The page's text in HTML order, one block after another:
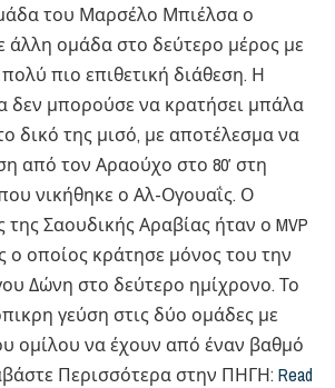
του Μαρσέλο Μπιέλσα ο
άλλη ομάδα στο δεύτερο μέρος με
πιο επιθετική διάθεση. Η
δεν μπορούσε να κρατήσει μπάλα
δικό της μισό, με αποτέλεσμα να
από τον Αραούχο στο 80′ στη
νικήθηκε ο Αλ-Ογουαΐς. Ο
Σαουδικής Αραβίας ήταν ο MVP
ο οποίος κράτησε μόνος του την
Δώνη στο δεύτερο ημίχρονο. Το
γεύση στις δύο ομάδες με
ομίλου να έχουν από έναν βαθμό
Περισσότερα στην ΠΗΓΗ: Read